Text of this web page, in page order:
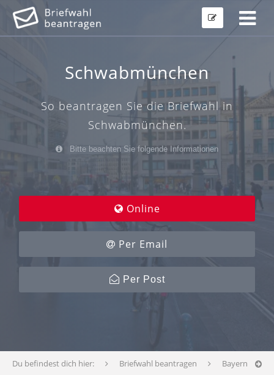
Schwabmünchen
So beantragen Sie die Briefwahl in
Schwabmünchen.
Bitte beachten Sie folgende Informationen
Online
Per Email
Per Post
Du befindest dich hier: Briefwahl beantragen Bayern